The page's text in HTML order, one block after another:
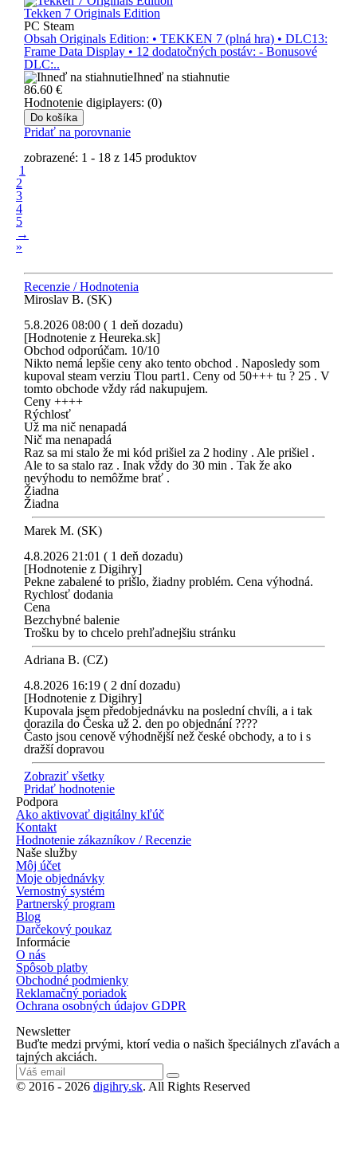
Tekken 7 Originals Edition
PC Steam
Obsah Originals Edition: • TEKKEN 7 (plná hra) • DLC13:
Frame Data Display • 12 dodatočných postáv: - Bonusové
DLC:..
Ihneď na stiahnutie
86.60 €
Hodnotenie digiplayers: (0)
Do košíka
Pridať na porovnanie
zobrazené: 1 - 18 z 145 produktov
1
2
3
4
5
→
»
Recenzie / Hodnotenia
Miroslav B. (SK)
5.8.2026 08:00 ( 1 deň dozadu)
[Hodnotenie z Heureka.sk]
Obchod odporúčam. 10/10
Nikto nemá lepšie ceny ako tento obchod . Naposledy som
kupoval steam verziu Tlou part1. Ceny od 50+++ tu ? 25 . V
tomto obchode vždy rád nakupujem.
Ceny ++++
Rýchlosť
Už ma nič nenapadá
Nič ma nenapadá
Raz sa mi stalo že mi kód prišiel za 2 hodiny . Ale prišiel .
Ale to sa stalo raz . Inak vždy do 30 min . Tak že ako
nevýhodu to nemôžme brať .
Žiadna
Žiadna
Marek M. (SK)
4.8.2026 21:01 ( 1 deň dozadu)
[Hodnotenie z Digihry]
Pekne zabalené to prišlo, žiadny problém. Cena výhodná.
Rychlosť dodania
Cena
Bezchybné balenie
Trošku by to chcelo prehľadnejšiu stránku
Adriana B. (CZ)
4.8.2026 16:19 ( 2 dní dozadu)
[Hodnotenie z Digihry]
Kupovala jsem předobjednávku na poslední chvíli, a i tak
dorazila do Česka už 2. den po objednání ????
Často jsou cenově výhodnější než české obchody, a to i s
dražší dopravou
Zobraziť všetky
Pridať hodnotenie
Podpora
Ako aktivovať digitálny kľúč
Kontakt
Hodnotenie zákazníkov / Recenzie
Naše služby
Môj účet
Moje objednávky
Vernostný systém
Partnerský program
Blog
Darčekový poukaz
Informácie
O nás
Spôsob platby
Obchodné podmienky
Reklamačný poriadok
Ochrana osobných údajov GDPR
Newsletter
Buďte medzi prvými, ktorí vedia o našich špeciálnych zľavách a
tajných akciách.
© 2016 - 2026 digihry.sk. All Rights Reserved